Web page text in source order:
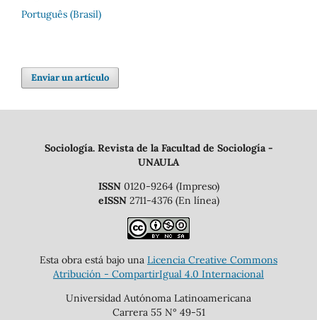
Português (Brasil)
Enviar un artículo
Sociología. Revista de la Facultad de Sociología -
UNAULA
ISSN0120-9264 (Impreso)
eISSN2711-4376 (En línea)
Esta obra está bajo una Licencia Creative Commons
Atribución - CompartirIgual 4.0 Internacional
Universidad Autónoma Latinoamericana
Carrera 55 N° 49-51